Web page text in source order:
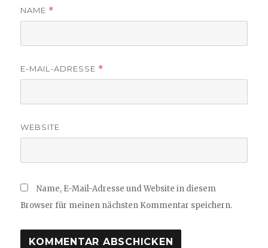
NAME *
E-MAIL-ADRESSE *
WEBSITE
Name, E-Mail-Adresse und Website in diesem
Browser für meinen nächsten Kommentar speichern.